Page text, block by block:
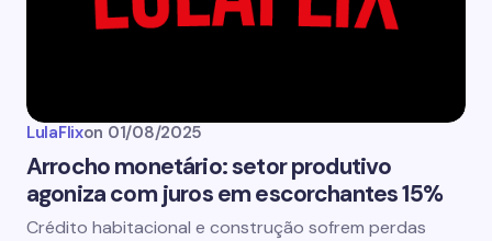
LulaFlixon 01/08/2025
Arrocho monetário: setor produtivo
agoniza com juros em escorchantes 15%
Crédito habitacional e construção sofrem perdas